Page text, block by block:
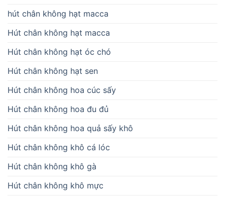
hút chân không hạt macca
Hút chân không hạt macca
Hút chân không hạt óc chó
Hút chân không hạt sen
Hút chân không hoa cúc sấy
Hút chân không hoa đu đủ
Hút chân không hoa quả sấy khô
Hút chân không khô cá lóc
Hút chân không khô gà
Hút chân không khô mực